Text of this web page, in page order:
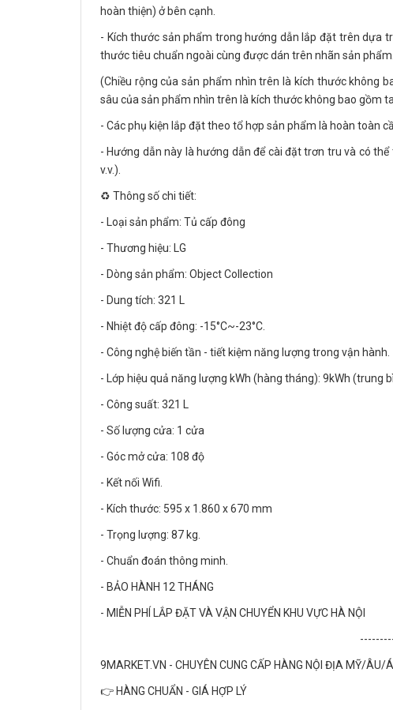
hoàn thiện) ở bên cạnh.
- Kích thước sản phẩm trong hướng dẫn lắp đặt trên dựa
thước tiêu chuẩn ngoài cùng được dán trên nhãn sản phẩm.
(Chiều rộng của sản phẩm nhìn trên là kích thước không
sâu của sản phẩm nhìn trên là kích thước không bao gồm
- Các phụ kiện lắp đặt theo tổ hợp sản phẩm là hoàn toàn
- Hướng dẫn này là hướng dẫn để cài đặt trơn tru và có
v.v.).
♻️ Thông số chi tiết:
- Loại sản phẩm: Tủ cấp đông
- Thương hiệu: LG
- Dòng sản phẩm: Object Collection
- Dung tích: 321 L
- Nhiệt độ cấp đông: -15°C~-23°C.
- Công nghệ biến tần - tiết kiệm năng lượng trong vận hành.
- Lớp hiệu quả năng lượng kWh (hàng tháng): 9kWh (trung
- Công suất: 321 L
- Số lượng cửa: 1 cửa
- Góc mở cửa: 108 độ
- Kết nối Wifi.
- Kích thước: 595 x 1.860 x 670 mm
- Trọng lượng: 87 kg.
- Chuẩn đoán thông minh.
- BẢO HÀNH 12 THÁNG
- MIỄN PHÍ LẮP ĐẶT VÀ VẬN CHUYỂN KHU VỰC HÀ NỘI
9MARKET.VN - CHUYÊN CUNG CẤP HÀNG NỘI ĐỊA MỸ/ÂU/Á
👉 HÀNG CHUẨN - GIÁ HỢP LÝ